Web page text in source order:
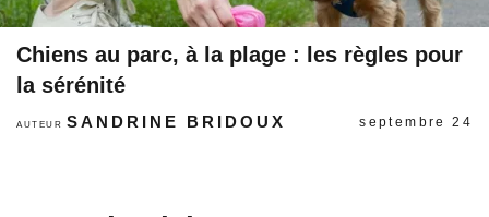
Chiens au parc, à la plage : les règles pour
la sérénité
AUTEURSANDRINE BRIDOUX septembre 24